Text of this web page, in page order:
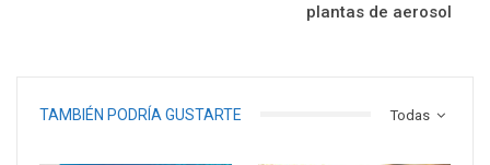
plantas de aerosol
Todas
TAMBIÉN PODRÍA GUSTARTE